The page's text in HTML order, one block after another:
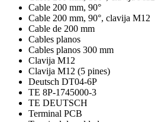
Cable 200 mm, 90°
Cable 200 mm, 90°, clavija M12
Cable de 200 mm
Cables planos
Cables planos 300 mm
Clavija M12
Clavija M12 (5 pines)
Deutsch DT04-6P
TE 8P-1745000-3
TE DEUTSCH
Terminal PCB